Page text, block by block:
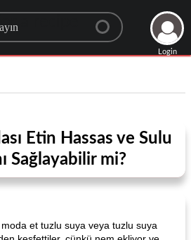
a recipe
Login
Etin Hassas ve Sulu
Sağlayabilir mi?
moda et tuzlu suya veya tuzlu suya